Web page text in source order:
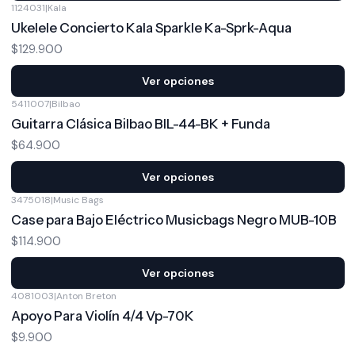
1124031|Kala
Ukelele Concierto Kala Sparkle Ka-Sprk-Aqua
$129.900
Ver opciones
5411007|Bilbao
Guitarra Clásica Bilbao BIL-44-BK + Funda
$64.900
Ver opciones
3475018|Music Bags
Case para Bajo Eléctrico Musicbags Negro MUB-10B
$114.900
Ver opciones
4081003|Anton Breton
Apoyo Para Violín 4/4 Vp-70K
$9.900